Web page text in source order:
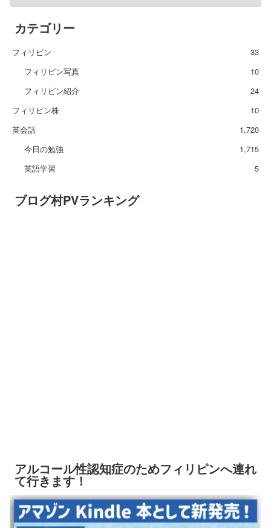
カテゴリー
フィリピン
33
フィリピン写真
10
フィリピン紹介
24
フィリピン株
10
英会話
1,720
今日の勉強
1,715
英語学習
5
ブログ村PVランキング
アルコール性認知症のためフィリピンへ連れ
て行きます！